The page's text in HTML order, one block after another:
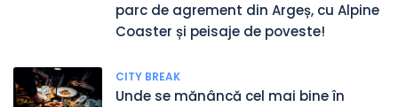
parc de agrement din Argeș, cu Alpine
Coaster și peisaje de poveste!
CITY BREAK
Unde se mănâncă cel mai bine în